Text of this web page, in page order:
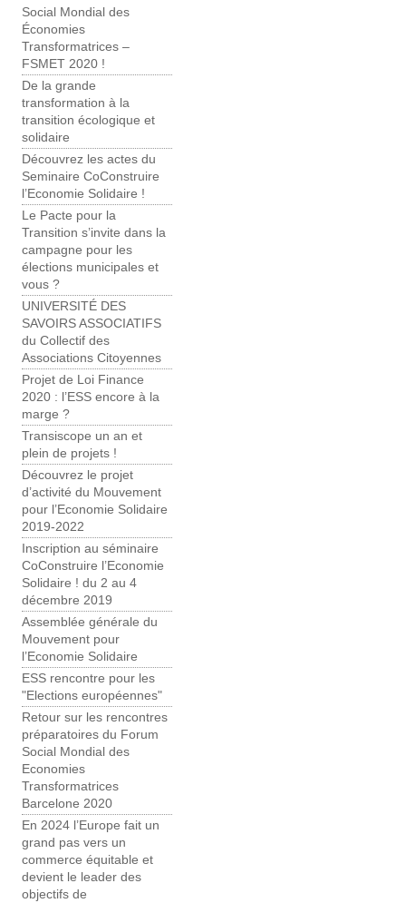
Social Mondial des
Économies
Transformatrices –
FSMET 2020 !
De la grande
transformation à la
transition écologique et
solidaire
Découvrez les actes du
Seminaire CoConstruire
l’Economie Solidaire !
Le Pacte pour la
Transition s’invite dans la
campagne pour les
élections municipales et
vous ?
UNIVERSITÉ DES
SAVOIRS ASSOCIATIFS
du Collectif des
Associations Citoyennes
Projet de Loi Finance
2020 : l’ESS encore à la
marge ?
Transiscope un an et
plein de projets !
Découvrez le projet
d’activité du Mouvement
pour l’Economie Solidaire
2019-2022
Inscription au séminaire
CoConstruire l’Economie
Solidaire ! du 2 au 4
décembre 2019
Assemblée générale du
Mouvement pour
l’Economie Solidaire
ESS rencontre pour les
"Elections européennes"
Retour sur les rencontres
préparatoires du Forum
Social Mondial des
Economies
Transformatrices
Barcelone 2020
En 2024 l’Europe fait un
grand pas vers un
commerce équitable et
devient le leader des
objectifs de